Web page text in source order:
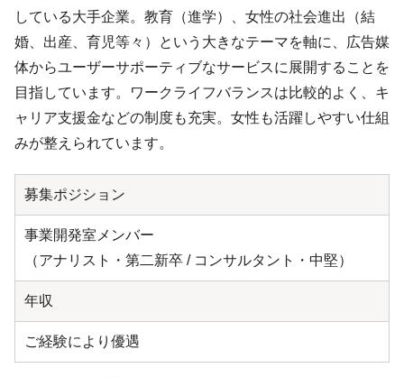
している大手企業。教育（進学）、女性の社会進出（結
婚、出産、育児等々）という大きなテーマを軸に、広告媒
体からユーザーサポーティブなサービスに展開することを
目指しています。ワークライフバランスは比較的よく、キ
ャリア支援金などの制度も充実。女性も活躍しやすい仕組
みが整えられています。
募集ポジション
事業開発室メンバー
（アナリスト・第二新卒 / コンサルタント・中堅）
年収
ご経験により優遇